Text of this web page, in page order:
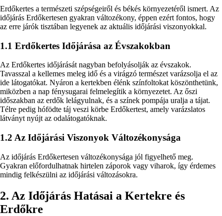
Erdőkertes a természeti szépségeiről és békés környezetéről ismert. Az
időjárás Erdőkertesen gyakran változékony, éppen ezért fontos, hogy
az erre járók tisztában legyenek az aktuális időjárási viszonyokkal.
1.1 Erdőkertes Időjárása az Évszakokban
Az Erdőkertes időjárását nagyban befolyásolják az évszakok.
Tavasszal a kellemes meleg idő és a virágzó természet varázsolja el az
ide látogatókat. Nyáron a kertekben élénk színfoltokat köszönthetünk,
miközben a nap fénysugarai felmelegítik a környezetet. Az őszi
időszakban az erdők lelágyulnak, és a színek pompája uralja a tájat.
Télre pedig hófödte táj veszi körbe Erdőkertest, amely varázslatos
látványt nyújt az odalátogatóknak.
1.2 Az Időjárási Viszonyok Változékonysága
Az időjárás Erdőkertesen változékonysága jól figyelhető meg.
Gyakran előfordulhatnak hirtelen záporok vagy viharok, így érdemes
mindig felkészülni az időjárási változásokra.
2. Az Időjárás Hatásai a Kertekre és
Erdőkre